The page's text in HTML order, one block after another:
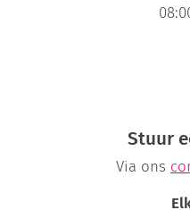
Stuur
Via ons